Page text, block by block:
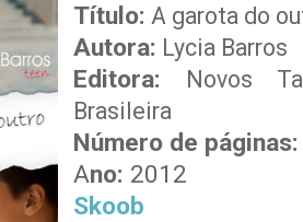
Título: A garota do
Autora: Lycia Barros
Editora: Novos
Brasileira
Número de páginas:
Ano: 2012
Skoob